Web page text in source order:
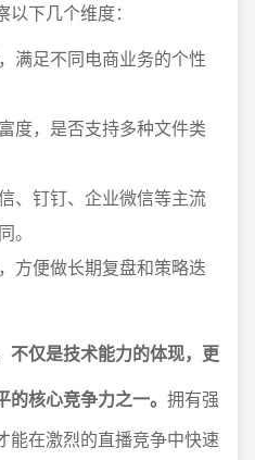
下几个维度：
满足不同电商业务的个性
度，是否支持多种文件类
、钉钉、企业微信等主流
。
方便做长期复盘和策略迭
不仅是技术能力的体现，更
核心竞争力之一。 拥有强
能在激烈的直播竞争中快速